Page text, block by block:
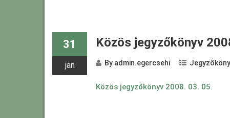
31
jan
Közös jegyzőkönyv
By admin.egercsehi
Közös jegyzőkönyv 2008. 03. 05.